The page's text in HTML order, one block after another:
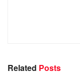
Related Posts